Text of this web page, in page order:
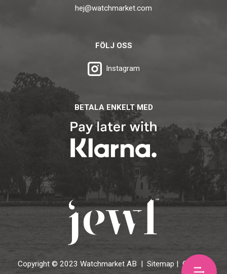
hej@watchmarket.com
FÖLJ OSS
Instagram
BETALA ENKELT MED
Copyright © 2023 Watchmarket AB | Sitemap | Cookies